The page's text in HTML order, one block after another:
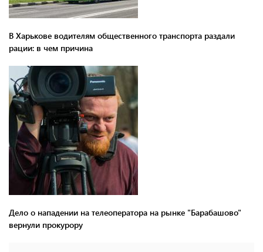
В Харькове водителям общественного транспорта раздали
рации: в чем причина
Дело о нападении на телеоператора на рынке "Барабашово"
вернули прокурору